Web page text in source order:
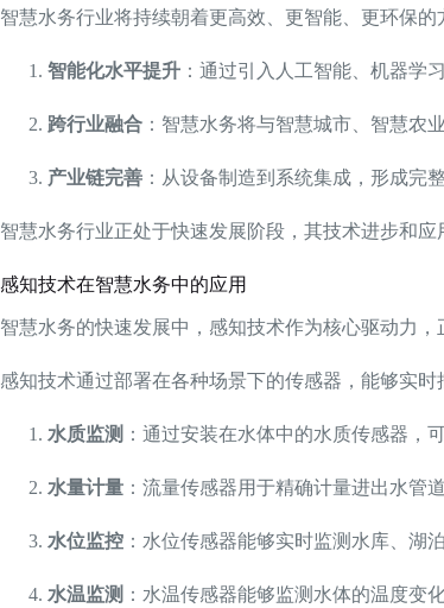
智慧水务行业将持续朝着更高效、更智能、更环保
智能化水平提升 ：通过引入人工智能、机器学
跨行业融合 ：智慧水务将与智慧城市、智慧农
产业链完善 ：从设备制造到系统集成，形成完
智慧水务行业正处于快速发展阶段，其技术进步和
感知技术在智慧水务中的应用
智慧水务的快速发展中，感知技术作为核心驱动力
感知技术通过部署在各种场景下的传感器，能够实
水质监测 ：通过安装在水体中的水质传感器，
水量计量 ：流量传感器用于精确计量进出水管
水位监控 ：水位传感器能够实时监测水库、湖
水温监测 ：水温传感器能够监测水体的温度变